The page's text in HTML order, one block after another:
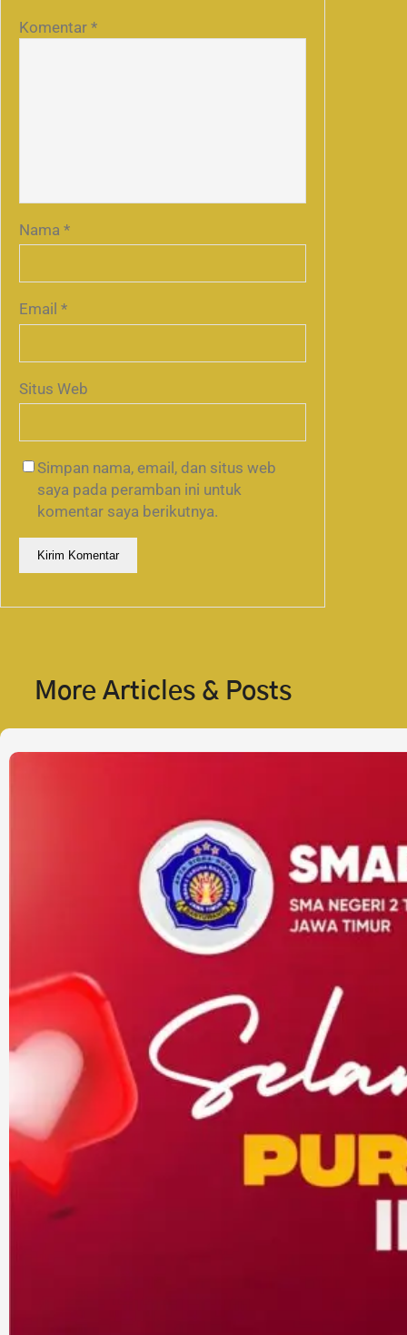
Komentar *
Nama *
Email *
Situs Web
Simpan nama, email, dan situs web
saya pada peramban ini untuk
komentar saya berikutnya.
More Articles & Posts